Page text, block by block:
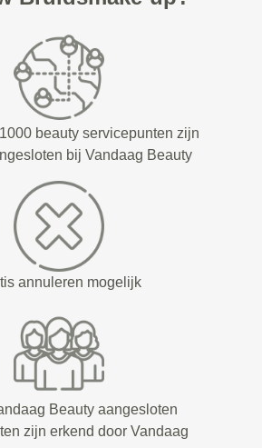
beauty servicepunten zijn
bij Vandaag Beauty
annuleren mogelijk
Beauty aangesloten
zijn erkend door Vandaag